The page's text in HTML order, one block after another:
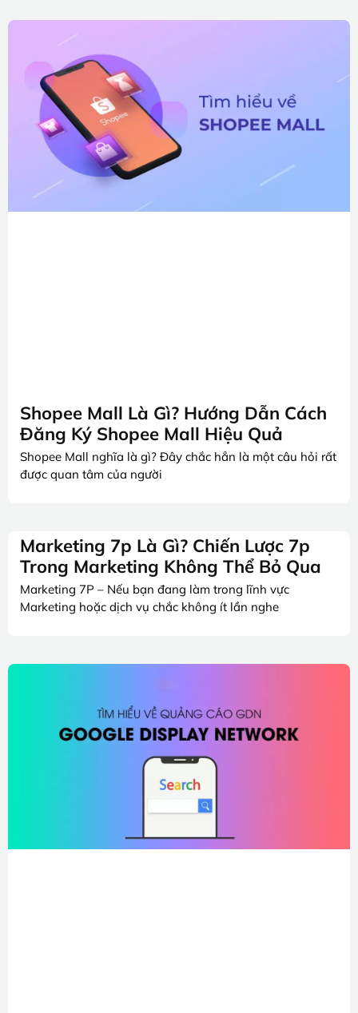
Shopee Mall Là Gì? Hướng Dẫn Cách
Đăng Ký Shopee Mall Hiệu Quả
Shopee Mall nghĩa là gì? Đây chắc hẳn là một câu hỏi rất
được quan tâm của người
Marketing 7p Là Gì? Chiến Lược 7p
Trong Marketing Không Thể Bỏ Qua
Marketing 7P – Nếu bạn đang làm trong lĩnh vực
Marketing hoặc dịch vụ chắc không ít lần nghe